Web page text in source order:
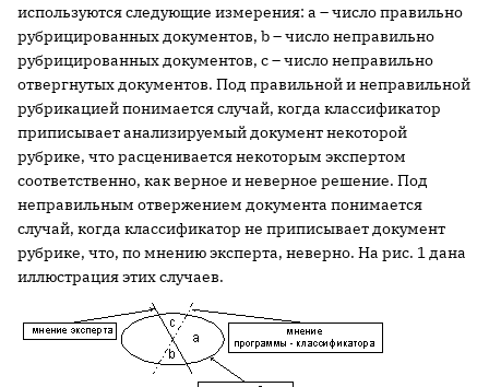
используются следующие измерения: a – число правильно
рубрицированных документов, b – число неправильно
рубрицированных документов, c – число неправильно
отвергнутых документов. Под правильной и неправильной
рубрикацией понимается случай, когда классификатор
приписывает анализируемый документ некоторой
рубрике, что расценивается некоторым экспертом
соответственно, как верное и неверное решение. Под
неправильным отвержением документа понимается
случай, когда классификатор не приписывает документ
рубрике, что, по мнению эксперта, неверно. На рис. 1 дана
иллюстрация этих случаев.